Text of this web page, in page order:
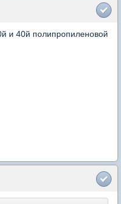
и 40й полипропиленовой